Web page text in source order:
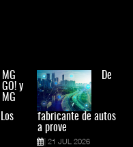
MG
GO! y
MG
De
fabricante de autos
a prove
21 JUL 2026